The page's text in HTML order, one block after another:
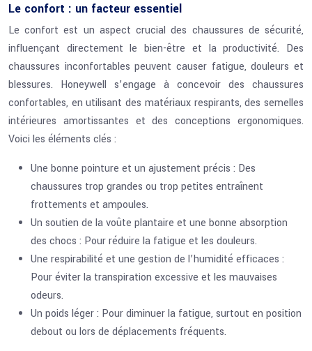
Le confort : un facteur essentiel
Le confort est un aspect crucial des chaussures de sécurité,
influençant directement le bien-être et la productivité. Des
chaussures inconfortables peuvent causer fatigue, douleurs et
blessures. Honeywell s’engage à concevoir des chaussures
confortables, en utilisant des matériaux respirants, des semelles
intérieures amortissantes et des conceptions ergonomiques.
Voici les éléments clés :
Une bonne pointure et un ajustement précis : Des
chaussures trop grandes ou trop petites entraînent
frottements et ampoules.
Un soutien de la voûte plantaire et une bonne absorption
des chocs : Pour réduire la fatigue et les douleurs.
Une respirabilité et une gestion de l’humidité efficaces :
Pour éviter la transpiration excessive et les mauvaises
odeurs.
Un poids léger : Pour diminuer la fatigue, surtout en position
debout ou lors de déplacements fréquents.